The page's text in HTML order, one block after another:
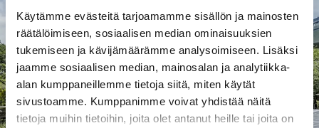
Käytämme evästeitä tarjoamamme sisällön ja mainosten
räätälöimiseen, sosiaalisen median ominaisuuksien
tukemiseen ja kävijämäärämme analysoimiseen. Lisäksi
jaamme sosiaalisen median, mainosalan ja analytiikka-
alan kumppaneillemme tietoja siitä, miten käytät
sivustoamme. Kumppanimme voivat yhdistää näitä
tietoja muihin tietoihin, joita olet antanut heille tai joita on